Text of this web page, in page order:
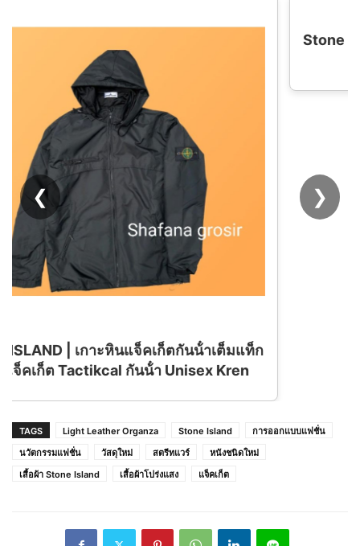
เต็มแท็ก
Kren
Stone island เหรียญคุณภาพสูงเย ็ บปัก
❮ ❯
TAGS Light Leather Organza Stone Island
การออกแบบแฟชั่น
นวัตกรรมแฟชั่น
วัสดุใหม่ สตรีทแวร์
หนังชนิดใหม่
เสื้อผ้า Stone Island
เสื้อผ้าโปร่งแสง แจ็คเก็ต